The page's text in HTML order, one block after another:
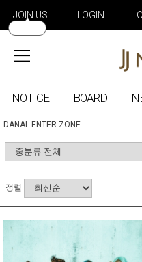
JOIN US LOGIN
NOTICE BOARD
DANAL ENTER ZONE
정렬